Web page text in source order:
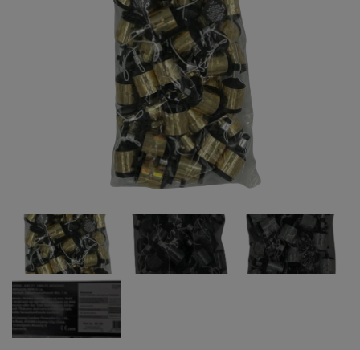
BATTERIER
PIROMAX
JORGE FIREWORKS
J-FIREWORKS
DPA
RIAKEO
COMPOUND BATTERIER
BOMBERØR
JUNIOR - OG FAMILIEKRUDT
FONTÆNER
STORMLIGHTER
OM OS
KONTAKT OS
ÅBNINGSTIDER 2025